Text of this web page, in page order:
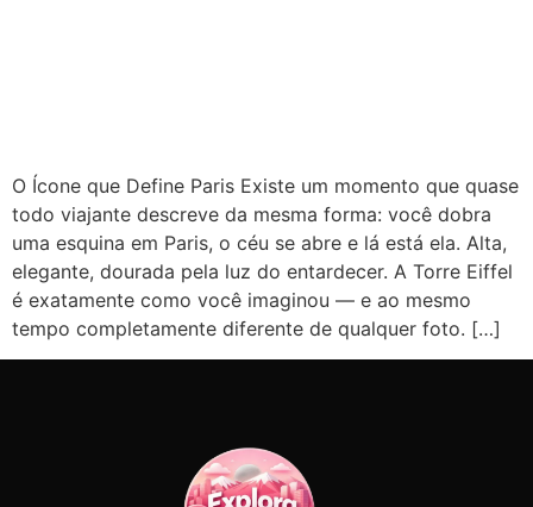
O Ícone que Define Paris Existe um momento que quase
todo viajante descreve da mesma forma: você dobra
uma esquina em Paris, o céu se abre e lá está ela. Alta,
elegante, dourada pela luz do entardecer. A Torre Eiffel
é exatamente como você imaginou — e ao mesmo
tempo completamente diferente de qualquer foto. […]